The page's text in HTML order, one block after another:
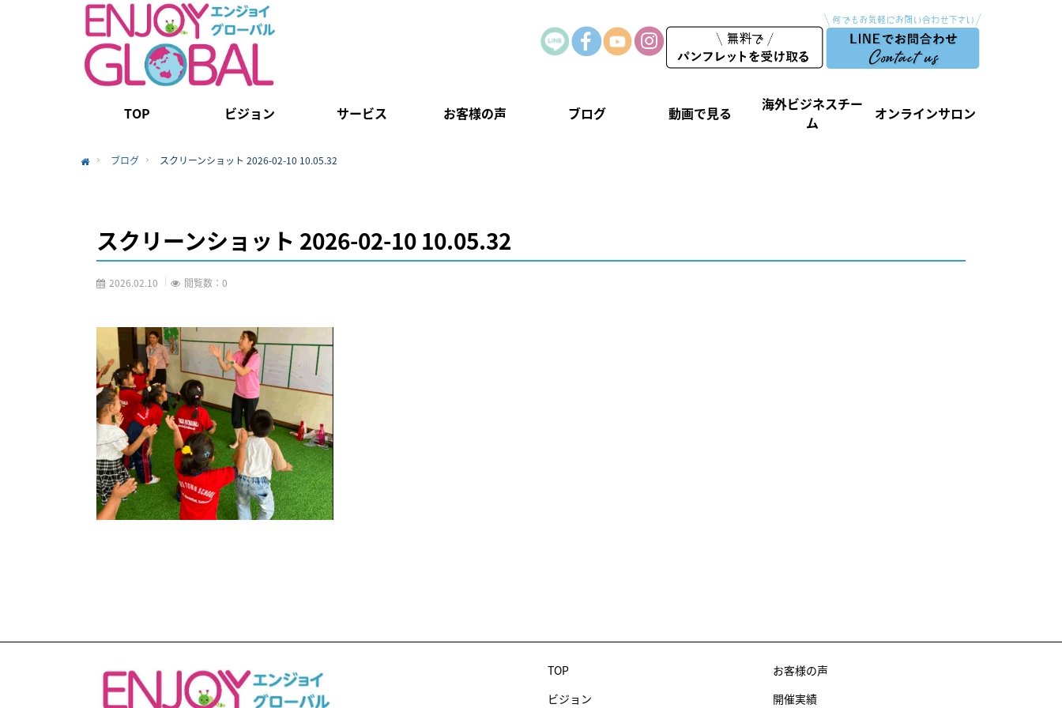
TOP ビジョン サービス お客様の声 ブログ 動画で見る
海外ビジネスチー
ム
オンラインサロン
ブログ スクリーンショット 2026-02-10 10.05.32
スクリーンショット 2026-02-10 10.05.32
2026.02.10 閲覧数：0
TOP
ビジョン
お客様の声
開催実績